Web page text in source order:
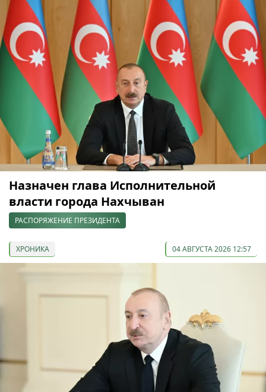
Назначен глава Исполнительной
власти города Нахчыван
РАСПОРЯЖЕНИЕ ПРЕЗИДЕНТА
ХРОНИКА 04 АВГУСТА 2026 12:57